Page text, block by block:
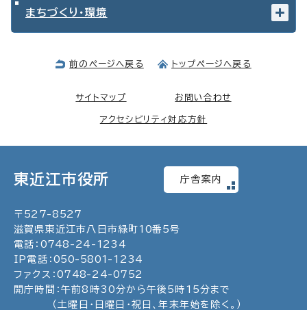
まちづくり・環境
前のページへ戻る トップページへ戻る
サイトマップ お問い合わせ
アクセシビリティ対応方針
東近江市役所 庁舎案内
〒 527-8527
滋賀県東近江市八日市緑町10番5号
電話： 0748 - 24 - 1234
IP電話： 050- 5801 - 1234
ファクス： 0748- 24-0752
開庁時間：午前8時30分から午後5時15分まで
（土曜日・日曜日・祝日、年末年始を除く。）